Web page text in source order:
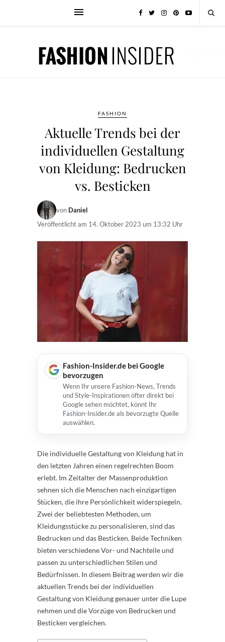
FASHION
Aktuelle Trends bei der
individuellen Gestaltung
von Kleidung: Bedrucken
vs. Besticken
von Daniel
Veröffentlicht am 14. Oktober 2023 um 13:32 Uhr
Fashion-Insider.de bei Google
bevorzugen
Wenn Ihr unsere Fashion-News, Trends
und Style-Inspirationen öfter direkt bei
Google sehen möchtet, könnt Ihr
Fashion-Insider.de als bevorzugte Quelle
auswählen.
Die individuelle Gestaltung von Kleidung hat in
den letzten Jahren einen regelrechten Boom
erlebt. Im Zeitalter der Massenproduktion
sehnen sich die Menschen nach einzigartigen
Stücken, die ihre Persönlichkeit widerspiegeln.
Zwei der beliebtesten Methoden, um
Kleidungsstücke zu personalisieren, sind das
Bedrucken und das Besticken. Beide Techniken
bieten verschiedene Vor- und Nachteile und
passen zu unterschiedlichen Stilen und
Bedürfnissen. In diesem Beitrag werden wir die
aktuellen Trends bei der individuellen
Gestaltung von Kleidung genauer unter die Lupe
nehmen und die Vorzüge von Bedrucken und
Besticken vergleichen.